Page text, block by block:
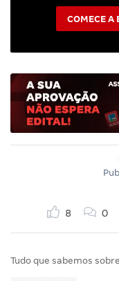
COMECE A
8 0
Tudo que sabemos